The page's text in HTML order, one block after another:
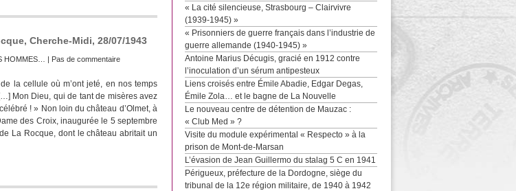
Cherche-Midi, 28/07/1943
HOMMES… | Pas de commentaire
la cellule où m’ont jeté, en nos temps
Mon Dieu, qui de tant de misères avez
! » Non loin du château d’Olmet, à
des Croix, inaugurée le 5 septembre
La Rocque, dont le château abritait un
« La cité silencieuse, Strasbourg – Clairvivre
(1939-1945) »
« Prisonniers de guerre français dans l’industrie de
guerre allemande (1940-1945) »
Antoine Marius Décugis, gracié en 1912 contre
l’inoculation d’un sérum antipesteux
Liens croisés entre Émile Abadie, Edgar Degas,
Émile Zola… et le bagne de La Nouvelle
Le nouveau centre de détention de Mauzac :
« Club Med » ?
Visite du module expérimental « Respecto » à la
prison de Mont-de-Marsan
L’évasion de Jean Guillermo du stalag 5 C en 1941
Périgueux, préfecture de la Dordogne, siège du
tribunal de la 12e région militaire, de 1940 à 1942